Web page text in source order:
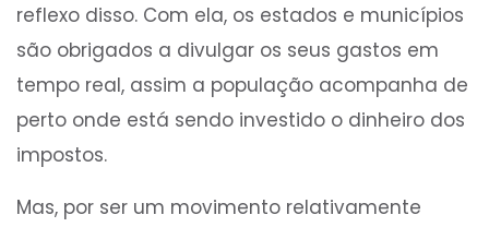
reflexo disso. Com ela, os estados e municípios
são obrigados a divulgar os seus gastos em
tempo real, assim a população acompanha de
perto onde está sendo investido o dinheiro dos
impostos.
Mas, por ser um movimento relativamente